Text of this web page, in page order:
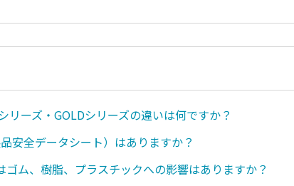
リーズ・GOLDシリーズの違いは何ですか？
安全データシート）はありますか？
ゴム、樹脂、プラスチックへの影響はありますか？